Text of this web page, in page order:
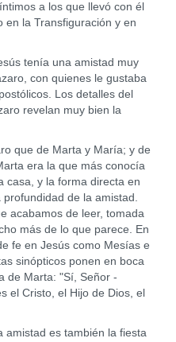
a los que llevó con él
en la Transfiguración y en
tenía una amistad muy
con quienes le gustaba
Los detalles del
revelan muy bien la
de Marta y María; y de
era la que más conocía
casa, y la forma directa en
de la amistad.
acabamos de leer, tomada
más de lo que parece. En
fe en Jesús como Mesías e
sinópticos ponen en boca
de Marta: "Sí, Señor -
el Cristo, el Hijo de Dios, el
es también la fiesta